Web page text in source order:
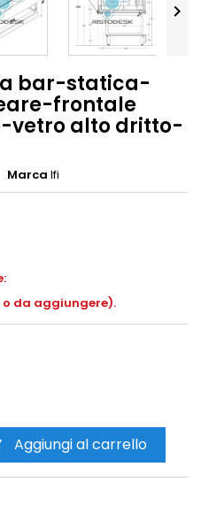

bar-statica-
frontale
vetro alto dritto-
Marca Ifi
da aggiungere).
Aggiungi al carrello